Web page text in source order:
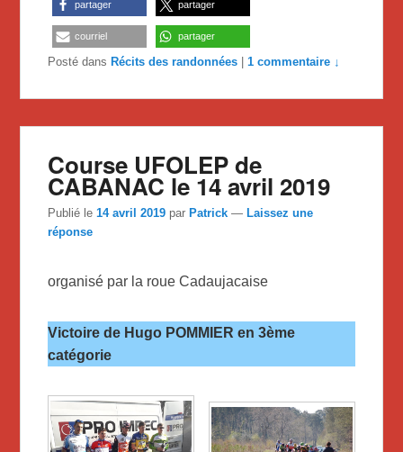
partager partager
courriel partager
Posté dans Récits des randonnées |1 commentaire ↓
Course UFOLEP de
CABANAC le 14 avril 2019
Publié le14 avril 2019 par Patrick — Laissez une
réponse
organisé par la roue Cadaujacaise
Victoire de Hugo POMMIER en 3ème
catégorie